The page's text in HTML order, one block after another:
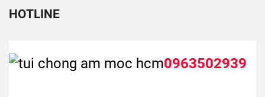
HOTLINE
0963502939